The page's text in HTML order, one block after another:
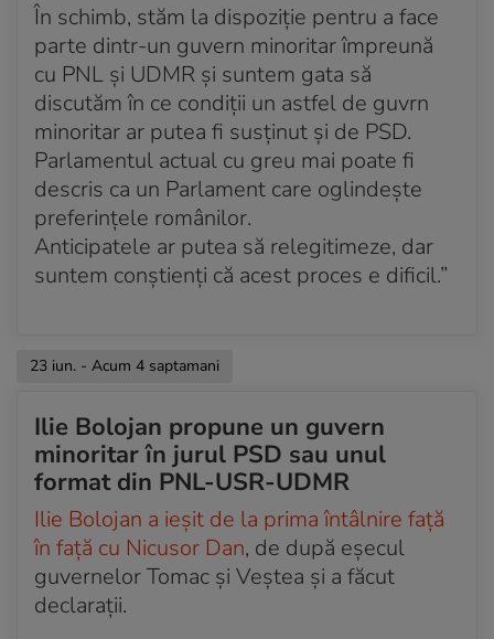
În schimb, stăm la dispoziție pentru a face
parte dintr-un guvern minoritar împreună
cu PNL și UDMR și suntem gata să
discutăm în ce condiții un astfel de guvrn
minoritar ar putea fi susținut și de PSD.
Parlamentul actual cu greu mai poate fi
descris ca un Parlament care oglindește
preferințele românilor.
Anticipatele ar putea să relegitimeze, dar
suntem conștienți că acest proces e dificil.”
23 iun. - Acum 4 saptamani
Ilie Bolojan propune un guvern
minoritar în jurul PSD sau unul
format din PNL-USR-UDMR
Ilie Bolojan a ieșit de la prima întâlnire față
în față cu Nicusor Dan, de după eșecul
guvernelor Tomac și Veștea și a făcut
declarații.